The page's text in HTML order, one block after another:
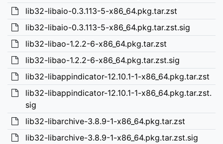
lib32-libaio-0.3.113-5-x86_64.pkg.tar.zst
lib32-libaio-0.3.113-5-x86_64.pkg.tar.zst.sig
lib32-libao-1.2.2-6-x86_64.pkg.tar.zst
lib32-libao-1.2.2-6-x86_64.pkg.tar.zst.sig
lib32-libappindicator-12.10.1-1-x86_64.pkg.tar.zst
lib32-libappindicator-12.10.1-1-x86_64.pkg.tar.zst.
sig
lib32-libarchive-3.8.9-1-x86_64.pkg.tar.zst
lib32-libarchive-3.8.9-1-x86_64.pkg.tar.zst.sig